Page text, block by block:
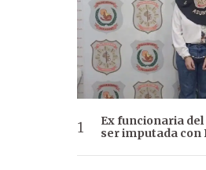
Ex funcionaria
ser imputada con